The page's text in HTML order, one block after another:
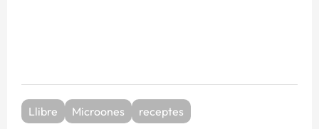
Llibre Microones receptes